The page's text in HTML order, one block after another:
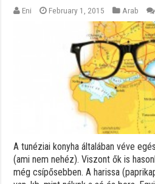
Eni February 1, 2015 Arab
A tunéziai konyha általában véve
(ami nem nehéz). Viszont ők is
még csípősebben. A harissa